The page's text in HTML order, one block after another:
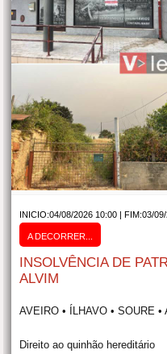
INICIO:04/08/2026 10:00 | FIM:03/
A DECORRER...
INSOLVÊNCIA DE
ALVIM
AVEIRO • ÍLHAVO • SOURE
Direito ao quinhão hereditário